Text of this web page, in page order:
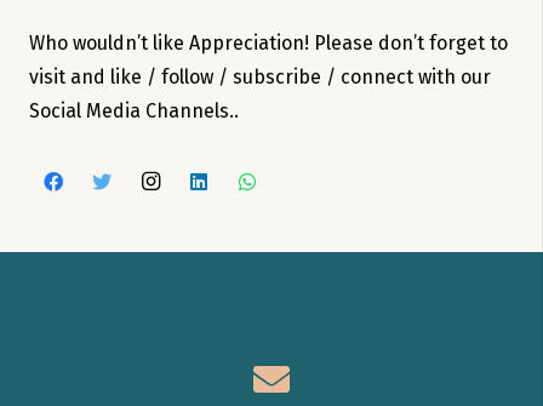
Who wouldn’t like Appreciation! Please don’t forget to
visit and like / follow / subscribe / connect with our
Social Media Channels..